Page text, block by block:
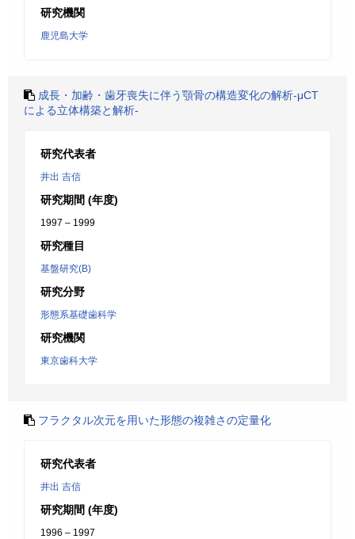
研究機関
鹿児島大学
成長・加齢・歯牙喪失に伴う顎骨の構造変化の解析-μCT
による立体構築と解析-
研究代表者
井出 吉信
研究期間 (年度)
1997 – 1999
研究種目
基盤研究(B)
研究分野
形態系基礎歯科学
研究機関
東京歯科大学
フラクタル次元を用いた形態の複雑さの定量化
研究代表者
井出 吉信
研究期間 (年度)
1996 – 1997